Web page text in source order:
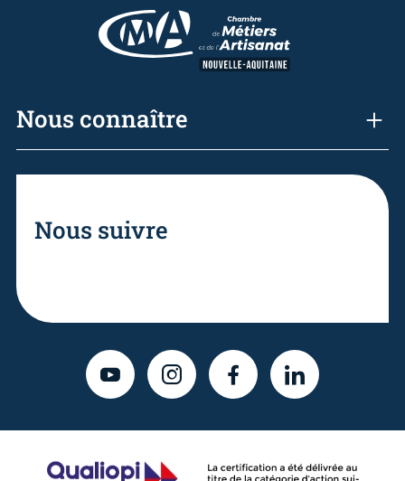
Nous connaître
Nous suivre
YOUTUBEINSTAGRAMFACEBOOKLINKEDIN